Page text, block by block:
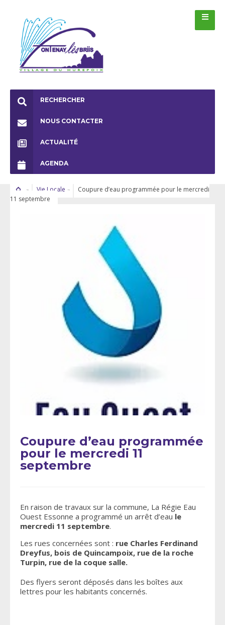
RECHERCHER
NOUS CONTACTER
ACTUALITÉ
AGENDA
Vie Locale
Coupure d’eau programmée pour le mercredi
11 septembre
Coupure d’eau programmée
pour le mercredi 11
septembre
En raison de travaux sur la commune, La Régie Eau
Ouest Essonne a programmé un arrêt d’eau le
mercredi 11 septembre.
Les rues concernées sont : rue Charles Ferdinand
Dreyfus, bois de Quincampoix, rue de la roche
Turpin, rue de la coque salle.
Des flyers seront déposés dans les boîtes aux
lettres pour les habitants concernés.